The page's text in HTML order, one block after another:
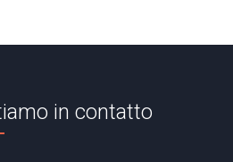
in contatto